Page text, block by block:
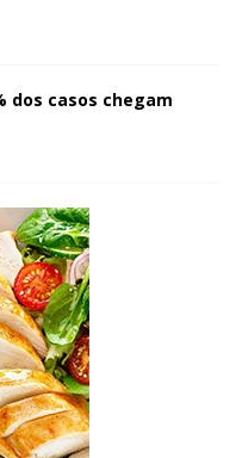
dos casos chegam